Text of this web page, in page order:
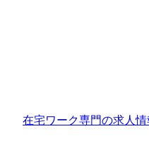
在宅ワーク専門の求人情